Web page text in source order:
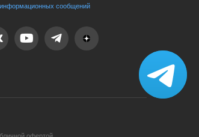
информационных сообщений